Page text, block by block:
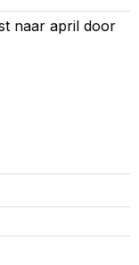
naar april door